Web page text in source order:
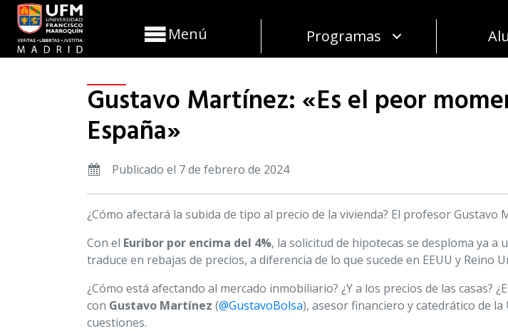
Menú Programas
Gustavo Martínez: «Es el peor
España»
Publicado el 7 de febrero de 2024
¿Cómo afectará la subida de tipo al precio de la vivienda? El profesor Gustavo
Con el Euribor por encima del 4%, la solicitud de hipotecas se desploma ya
traduce en rebajas de precios, a diferencia de lo que sucede en EEUU y Reino
¿Cómo está afectando al mercado inmobiliario? ¿Y a los precios de las casas?
con Gustavo Martínez (@GustavoBolsa), asesor financiero y catedrático de
cuestiones.